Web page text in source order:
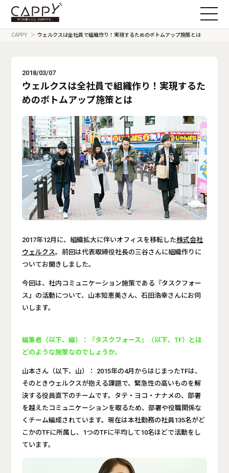
CAPPY ウェルクスは全社員で組織作り！実現するためのボトムアップ施策とは
2018/03/07
ウェルクスは全社員で組織作り！実現するた
めのボトムアップ施策とは
2017年12月に、組織拡大に伴いオフィスを移転した株式会社
ウェルクス。前回は代表取締役社長の三谷さんに組織作りに
ついてお聞きしました。
今回は、社内コミュニケーション施策である『タスクフォー
ス』の活動について、山本知恵美さん、石田浩幸さんにお伺
いします。
編集者（以下、編）：『タスクフォース』（以下、TF）とは
どのような施策なのでしょうか。
山本さん（以下、山）： 2015年の4月からはじまったTFは、
そのときウェルクスが抱える課題で、緊急性の高いものを解
決する役員直下のチームです。タテ・ヨコ・ナナメの、部署
を越えたコミュニケーションを取るため、部署や役職関係な
くチーム編成されています。現在は本社勤務の社員135名がど
こかのTFに所属し、1つのTFに平均して10名ほどで活動をし
ています。